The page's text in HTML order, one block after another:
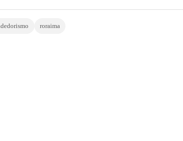
roraima